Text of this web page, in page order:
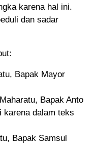
karena hal ini.
dan sadar
Bapak Mayor
Bapak Anto
karena dalam teks
Bapak Samsul